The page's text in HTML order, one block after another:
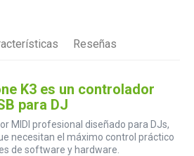
Reseñas
K3 es un controlador
para DJ
MIDI profesional diseñado para DJs,
necesitan el máximo control práctico
de software y hardware.